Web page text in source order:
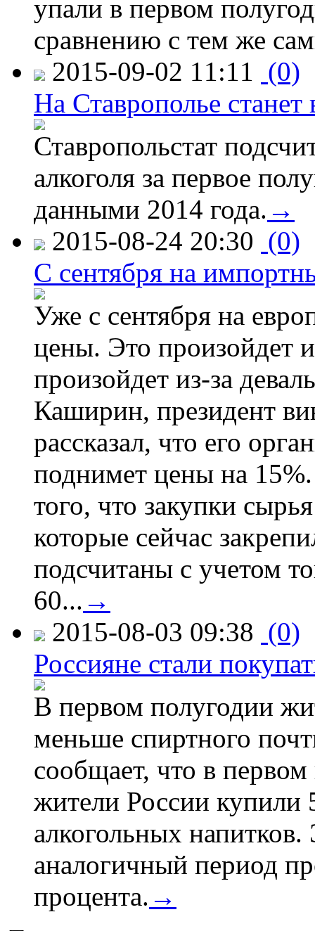
упали в первом
сравнению с тем же
2015-09-02 11:11 (0)
На Ставрополье
Ставропольстат
алкоголя за первое
данными 2014 года. →
2015-08-24 20:30 (0)
C сентября на
Уже с сентября на
цены. Это произойдет
произойдет из-за
Каширин, президент
рассказал, что его
поднимет цены на
того, что закупки
которые сейчас
подсчитаны с учетом
60... →
2015-08-03 09:38 (0)
Россияне стали
В первом полугодии
меньше спиртного
сообщает, что в
жители России купили
алкогольных
аналогичный период
процента. →